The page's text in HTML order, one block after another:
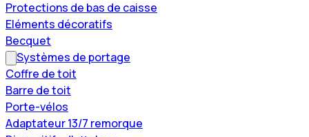
Protections de bas de caisse
Eléments décoratifs
Becquet
Systèmes de portage
Coffre de toit
Barre de toit
Porte-vélos
Adaptateur 13/7 remorque